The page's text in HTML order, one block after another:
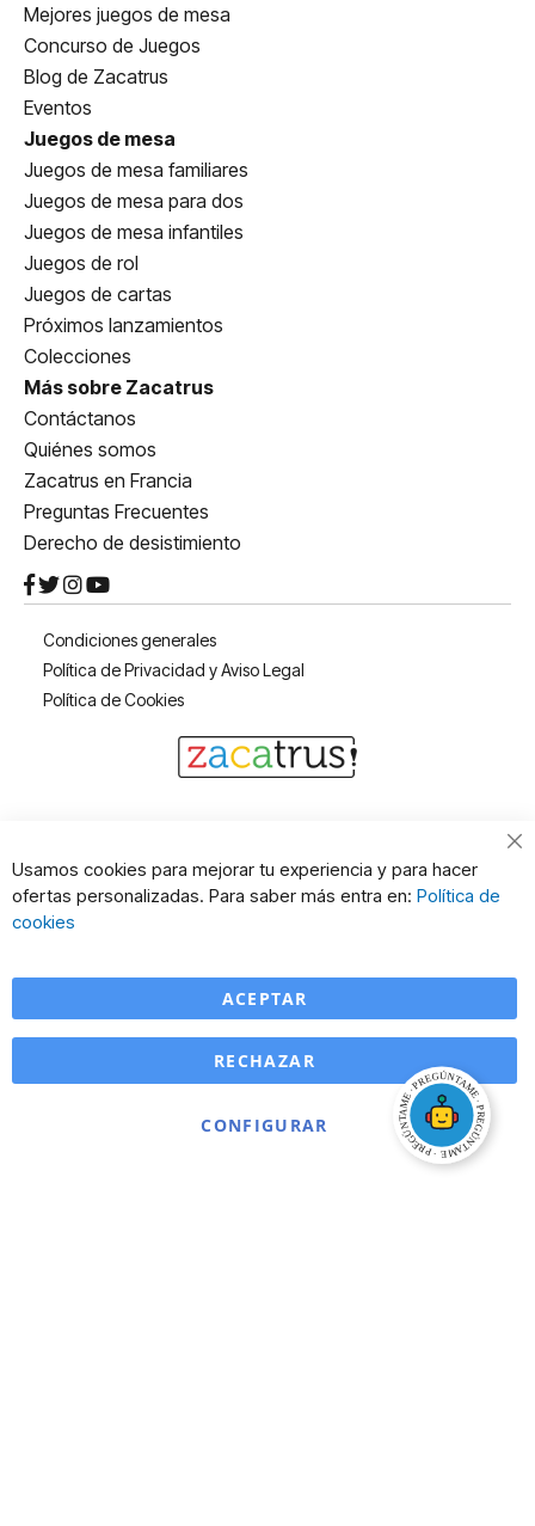
Mejores juegos de mesa
Concurso de Juegos
Blog de Zacatrus
Eventos
Juegos de mesa
Juegos de mesa familiares
Juegos de mesa para dos
Juegos de mesa infantiles
Juegos de rol
Juegos de cartas
Próximos lanzamientos
Colecciones
Más sobre Zacatrus
Contáctanos
Quiénes somos
Zacatrus en Francia
Preguntas Frecuentes
Derecho de desistimiento
Condiciones generales
Política de Privacidad y Aviso Legal
Política de Cookies
Usamos cookies para mejorar tu experiencia y para hacer
ofertas personalizadas. Para saber más entra en: Política de
cookies
ACEPTAR
CONFIGURAR
RECHAZAR